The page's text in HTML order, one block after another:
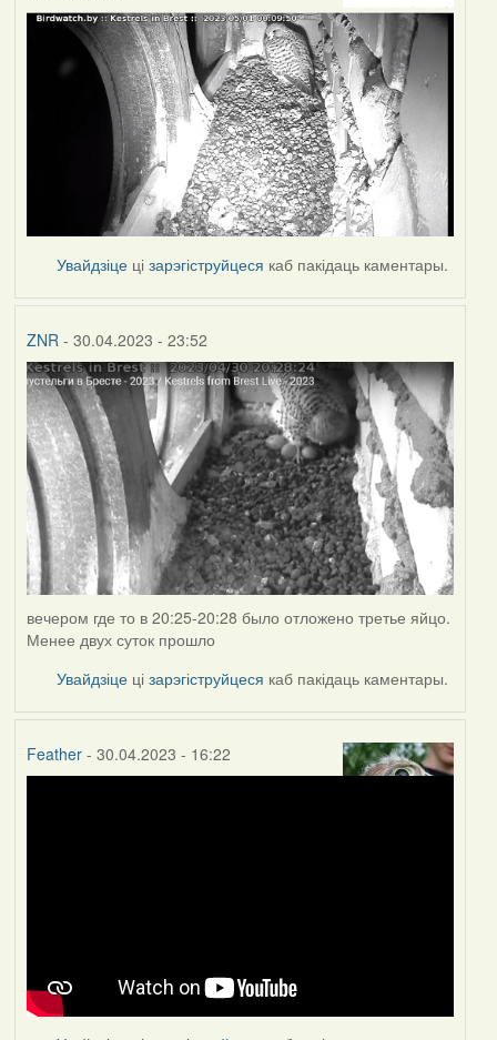
Увайдзіце цізарэгіструйцеся каб пакідаць каментары.
ZNR - 30.04.2023 - 23:52
вечером где то в 20:25-20:28 было отложено третье яйцо.
Менее двух суток прошло
Увайдзіце цізарэгіструйцеся каб пакідаць каментары.
Feather- 30.04.2023 - 16:22